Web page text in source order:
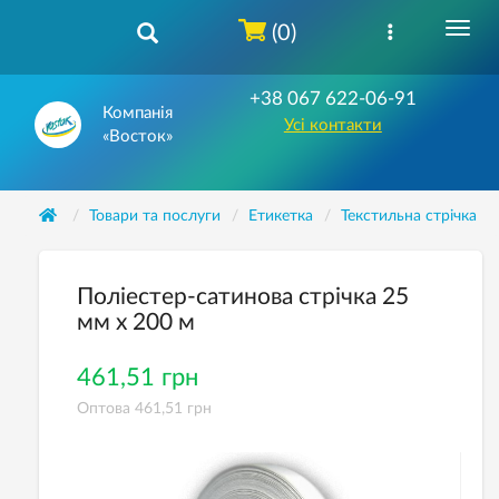
Компанія
«Восток»
+38 067 622-06-91
Усі контакти
(0)
Товари та послуги Етикетка Текстильна стрічка
Поліестер-сатинова стрічка 25
мм х 200 м
461,51 грн
Оптова 461,51 грн